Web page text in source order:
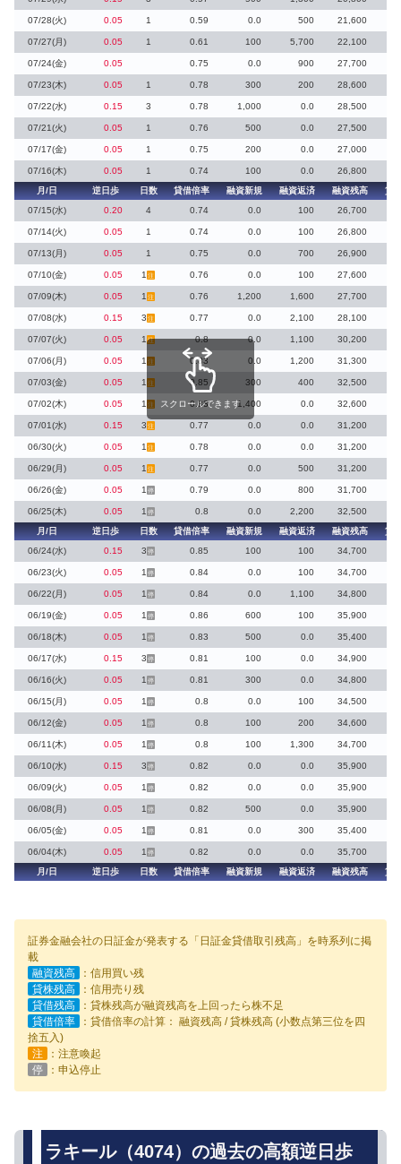
07/28(火) 0.05 1 0.59 0.0 500 21,600
07/27(月) 0.05 1 0.61 100 5,700 22,100
07/24(金) 0.05 0.75 0.0 900 27,700
07/23(木) 0.05 1 0.78 300 200 28,600
07/22(水) 0.15 3 0.78 1,000 0.0 28,500
07/21(火) 0.05 1 0.76 500 0.0 27,500
07/17(金) 0.05 1 0.75 200 0.0 27,000
07/16(木) 0.05 1 0.74 100 0.0
26,800
月/日
逆日歩 日数 貸借倍率 融資新規 融資返済 融資残高
貸
07/15(水)
0.20 4 0.74 0.0 100 26,700
07/14(火) 0.05 1 0.74 0.0 100 26,800
07/13(月) 0.05 1 0.75 0.0 700 26,900
07/10(金) 0.05 1 注 0.76 0.0 100 27,600
07/09(木) 0.05 1 注 0.76 1,200 1,600 27,700
07/08(水) 0.15 3 注 0.77 0.0 2,100 28,100
07/07(火) 0.05 1 注 0.8 0.0 1,100 30,200
07/06(月) 0.05 1 注 0.83 0.0 1,200 31,300
07/03(金) 0.05 1 注 0.85 300 400 32,500
07/02(木) 0.05 1 注 0.83 1,400 0.0 32,600
07/01(水) 0.15 3 注 0.77 0.0 0.0 31,200
06/30(火) 0.05 1 注 0.78 0.0 0.0 31,200
06/29(月) 0.05 1 注 0.77 0.0 500 31,200
06/26(金) 0.05 1 停 0.79 0.0 800 31,700
06/25(木) 0.05 1 停 0.8 0.0 2,200
32,500
月/日
逆日歩 日数 貸借倍率 融資新規 融資返済 融資残高
貸
06/24(水)
0.15 3 停 0.85 100 100 34,700
06/23(火) 0.05 1 停 0.84 0.0 100 34,700
06/22(月) 0.05 1 停 0.84 0.0 1,100 34,800
06/19(金) 0.05 1 停 0.86 600 100 35,900
06/18(木) 0.05 1 停 0.83 500 0.0 35,400
06/17(水) 0.15 3 停 0.81 100 0.0 34,900
06/16(火) 0.05 1 停 0.81 300 0.0 34,800
06/15(月) 0.05 1 停 0.8 0.0 100 34,500
06/12(金) 0.05 1 停 0.8 100 200 34,600
06/11(木) 0.05 1 停 0.8 100 1,300 34,700
06/10(水) 0.15 3 停 0.82 0.0 0.0 35,900
06/09(火) 0.05 1 停 0.82 0.0 0.0 35,900
06/08(月) 0.05 1 停 0.82 500 0.0 35,900
06/05(金) 0.05 1 停 0.81 0.0 300 35,400
06/04(木) 0.05 1 停 0.82 0.0 0.0
35,700
月/日
逆日歩 日数 貸借倍率 融資新規 融資返済 融資残高 貸
スクロールできます
証券金融会社の日証金が発表する「日証金貸借取引残高」を時系列に掲
載
融資残高
：信用買い残
貸株残高
：信用売り残
貸借残高
：貸株残高が融資残高を上回ったら株不足
貸借倍率
：貸借倍率の計算： 融資残高 / 貸株残高 (小数点第三位を四
捨五入)
注
：注意喚起
停
：申込停止
ラキール（4074）の過去の高額逆日歩